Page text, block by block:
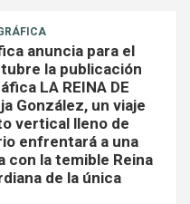
anuncia para el
la publicación
LA REINA DE
González, un viaje
vertical lleno de
enfrentará a una
con la temible Reina
de la única